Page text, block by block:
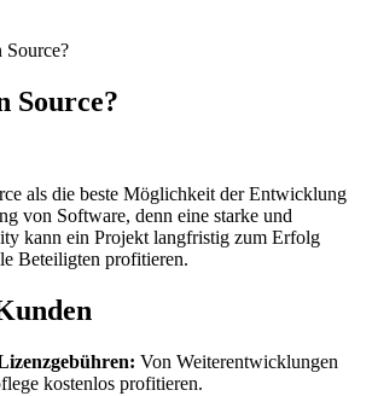
Source?
Source?
als die beste Möglichkeit der Entwicklung
von Software, denn eine starke und
kann ein Projekt langfristig zum Erfolg
Beteiligten profitieren.
Von Weiterentwicklungen
kostenlos profitieren.